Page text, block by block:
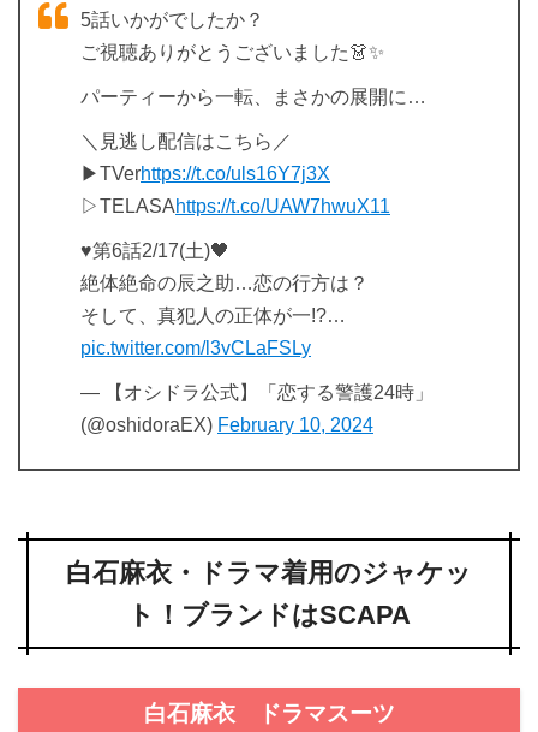
5話いかがでしたか？
ご視聴ありがとうございました👗✨
パーティーから一転、まさかの展開に…
＼見逃し配信はこちら／
▶TVerhttps://t.co/uls16Y7j3X
▷TELASAhttps://t.co/UAW7hwuX11
♥️第6話2/17(土)🖤
絶体絶命の辰之助…恋の行方は？
そして、真犯人の正体が一!?…
pic.twitter.com/l3vCLaFSLy
— 【オシドラ公式】「恋する警護24時」
(@oshidoraEX) February 10, 2024
白石麻衣・ドラマ着用のジャケッ
ト！ブランドはSCAPA
白石麻衣 ドラマスーツ